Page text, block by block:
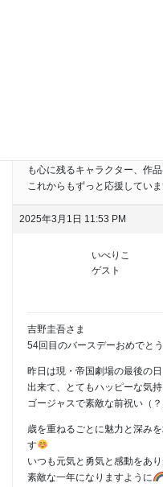
も心に残るキャラクター、作品
これからもずっと応援していま
2025年3月1日 11:53 PM
いべりこ
ゲスト
吉野圭吾さま
54回目のバースデーおめでと
昨日は現・帝国劇場の最後の
出来て、とてもハッピーな気持
ゴージャスで素敵な前祝い（
歳を重ねるごとに魅力と深み
す
いつも元気と勇気と感動をあ
素敵な一年になりますように